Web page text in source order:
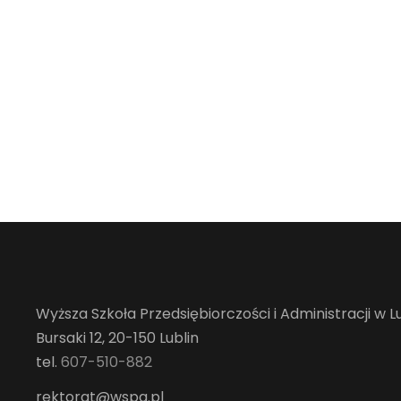
Wyższa Szkoła Przedsiębiorczości i Administracji w
Bursaki 12, 20-150 Lublin
tel. 607-510-882